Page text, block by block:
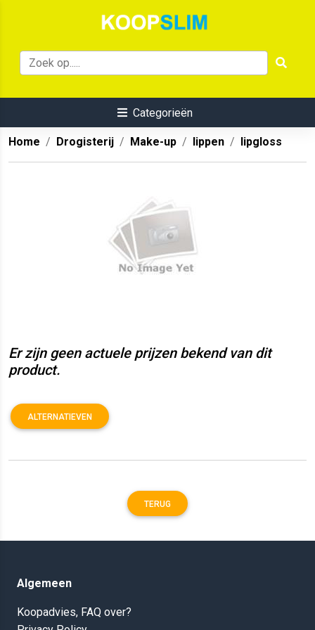
Categorieën
Home Drogisterij Make-up lippen lipgloss
Er zijn geen actuele prijzen bekend van dit
product.
ALTERNATIEVEN
TERUG
Algemeen
Koopadvies, FAQ over?